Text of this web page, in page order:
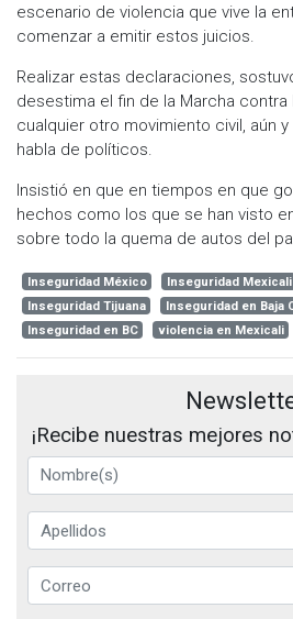
escenario de violencia que vive la
comenzar a emitir estos juicios.
Realizar estas declaraciones,
desestima el fin de la Marcha contra
cualquier otro movimiento civil, aún
habla de políticos.
Insistió en que en tiempos en que
hechos como los que se han visto
sobre todo la quema de autos del
Inseguridad México Inseguridad Mexicali
Inseguridad Tijuana
Inseguridad en Baja
Inseguridad en BC
violencia en Mexicali
¡Recibe nuestras mejores